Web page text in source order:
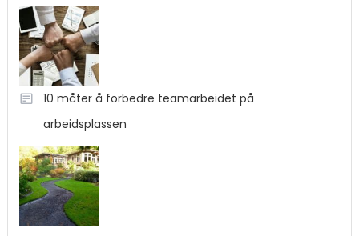
10 måter å forbedre teamarbeidet på
arbeidsplassen